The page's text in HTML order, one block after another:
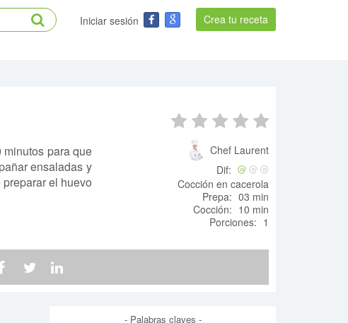
Crea tu receta
Iniciar sesión
Chef Laurent
Dif:
Cocción en cacerola
Prepa: 03 min
Cocción: 10 min
Porciones: 1
para que
ensaladas y
el huevo
- Palabras claves -